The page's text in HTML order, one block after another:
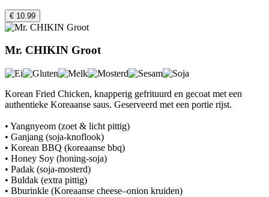
€ 10.99
Mr. CHIKIN Groot
Korean Fried Chicken, knapperig gefrituurd en gecoat met een
authentieke Koreaanse saus. Geserveerd met een portie rijst.
• Yangnyeom (zoet & licht pittig)
• Ganjang (soja-knoflook)
• Korean BBQ (koreaanse bbq)
• Honey Soy (honing-soja)
• Padak (soja-mosterd)
• Buldak (extra pittig)
• Bburinkle (Koreaanse cheese–onion kruiden)